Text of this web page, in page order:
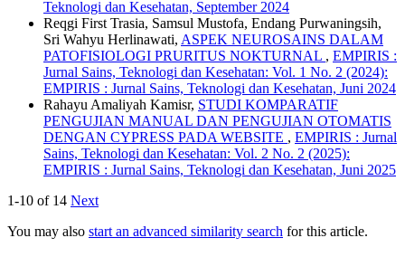
Teknologi dan Kesehatan, September 2024
Reqgi First Trasia, Samsul Mustofa, Endang Purwaningsih,
Sri Wahyu Herlinawati, ASPEK NEUROSAINS DALAM
PATOFISIOLOGI PRURITUS NOKTURNAL , EMPIRIS :
Jurnal Sains, Teknologi dan Kesehatan: Vol. 1 No. 2 (2024):
EMPIRIS : Jurnal Sains, Teknologi dan Kesehatan, Juni 2024
Rahayu Amaliyah Kamisr, STUDI KOMPARATIF
PENGUJIAN MANUAL DAN PENGUJIAN OTOMATIS
DENGAN CYPRESS PADA WEBSITE , EMPIRIS : Jurnal
Sains, Teknologi dan Kesehatan: Vol. 2 No. 2 (2025):
EMPIRIS : Jurnal Sains, Teknologi dan Kesehatan, Juni 2025
1-10 of 14 Next
You may also start an advanced similarity search for this article.